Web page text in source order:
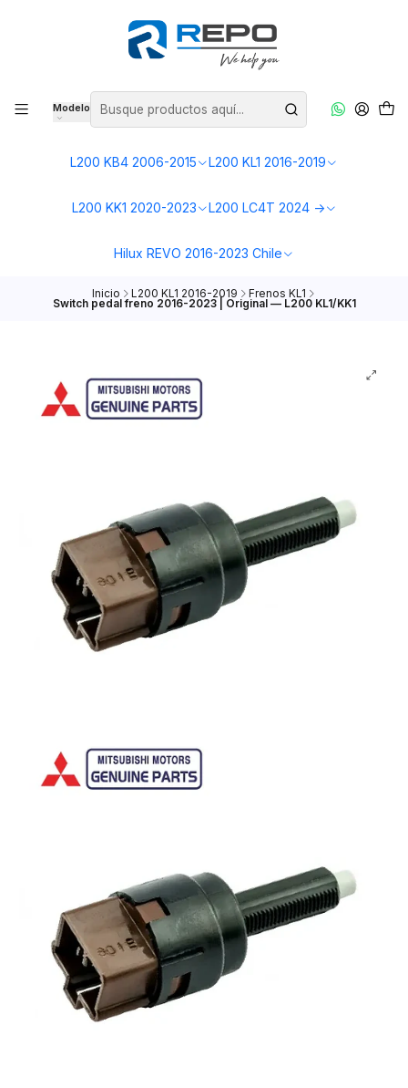
Modelo
L200 KB4 2006-2015 L200 KL1 2016-2019
L200 KK1 2020-2023 L200 LC4T 2024 ->
Hilux REVO 2016-2023 Chile
Inicio L200 KL1 2016-2019 Frenos KL1
Switch pedal freno 2016-2023 | Original — L200 KL1/KK1